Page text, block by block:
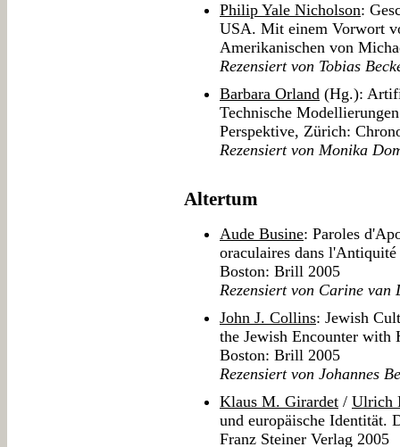
Philip Yale Nicholson:
USA. Mit einem Vorwort
Amerikanischen von
Rezensiert von Tobias
Barbara Orland (Hg.):
Technische
Perspektive, Zürich:
Rezensiert von Monika
Altertum
Aude Busine: Paroles
oraculaires dans
Boston: Brill 2005
Rezensiert von Carine van
John J. Collins: Jewish
the Jewish Encounter with
Boston: Brill 2005
Rezensiert von Johannes
Klaus M. Girardet / Ulrich
und europäische Identität.
Franz Steiner Verlag 2005